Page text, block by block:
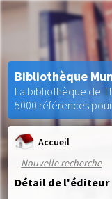
Accueil
Nouvelle recherche
Détail de l'éditeur
Bibliothèque
La bibliothèque de
5000 références